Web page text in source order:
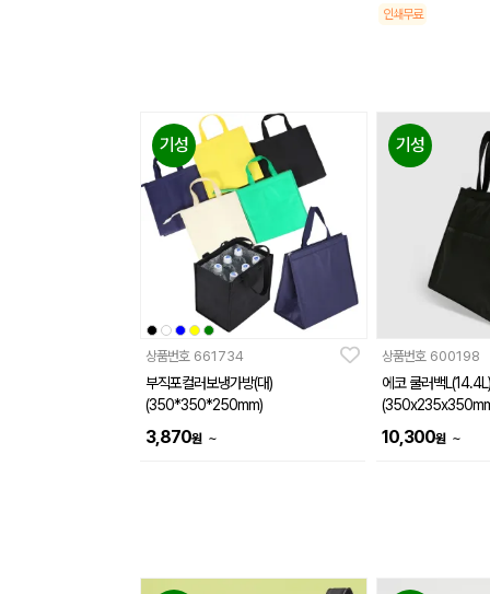
인쇄무료
기성
상품번호 661734
부직포컬러보냉가방(대)
(350*350*250mm)
3,870원 ~
기성
상품번호 600198
에코 쿨러백
10,300원 ~